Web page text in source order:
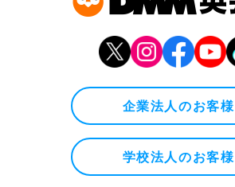
企業法人のお客様
学校法人のお客様